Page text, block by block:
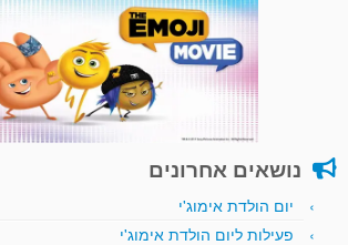
נושאים אחרונים
יום הולדת אימוג'י
פעילות ליום הולדת אימוג'י